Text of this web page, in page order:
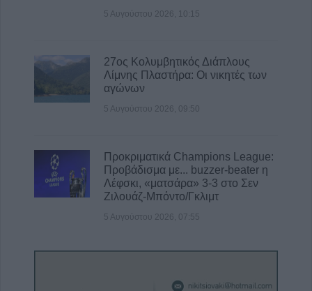
5 Αυγούστου 2026, 10:15
27ος Κολυμβητικός Διάπλους
Λίμνης Πλαστήρα: Οι νικητές των
αγώνων
5 Αυγούστου 2026, 09:50
Προκριματικά Champions League:
Προβάδισμα με... buzzer-beater η
Λέφσκι, «ματσάρα» 3-3 στο Σεν
Ζιλουάζ-Μπόντο/Γκλιμτ
5 Αυγούστου 2026, 07:55